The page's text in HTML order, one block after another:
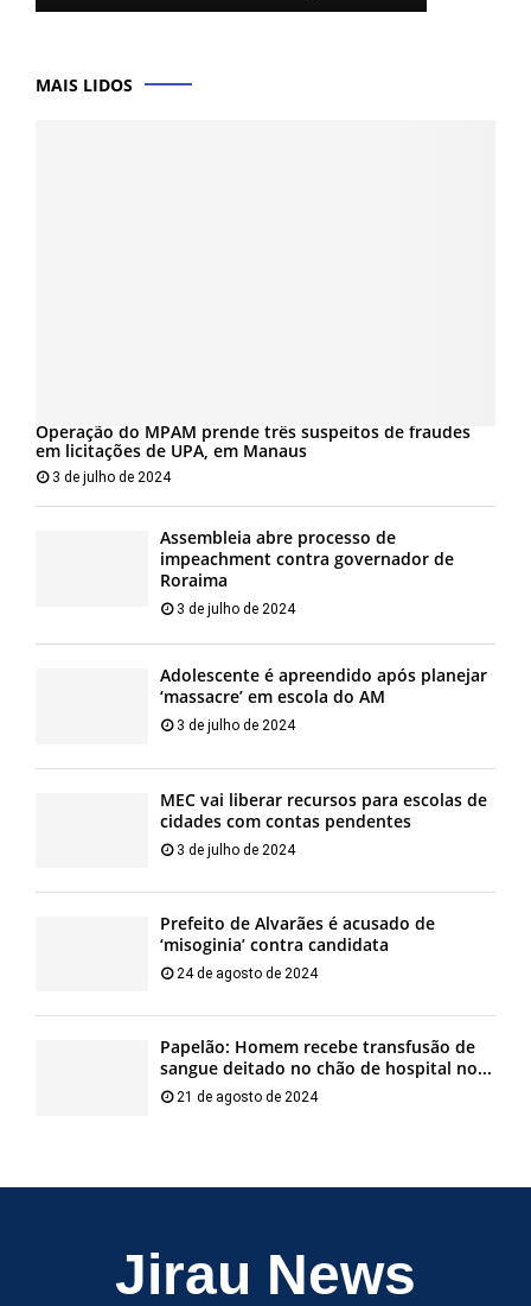
MAIS LIDOS
Operação do MPAM prende três suspeitos de fraudes
em licitações de UPA, em Manaus
3 de julho de 2024
Assembleia abre processo de
impeachment contra governador de
Roraima
3 de julho de 2024
Adolescente é apreendido após planejar
‘massacre’ em escola do AM
3 de julho de 2024
MEC vai liberar recursos para escolas de
cidades com contas pendentes
3 de julho de 2024
Prefeito de Alvarães é acusado de
‘misoginia’ contra candidata
24 de agosto de 2024
Papelão: Homem recebe transfusão de
sangue deitado no chão de hospital no...
21 de agosto de 2024
Jirau News